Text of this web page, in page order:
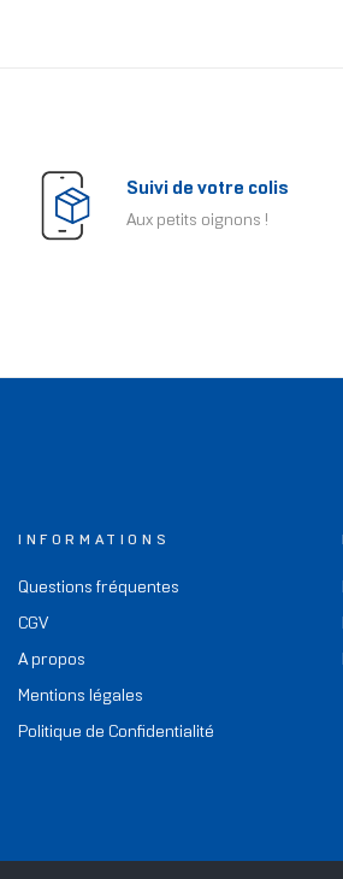
Suivi de votre colis
Aux petits oignons !
INFORMATIONS
Questions fréquentes
CGV
A propos
Mentions légales
Politique de Confidentialité